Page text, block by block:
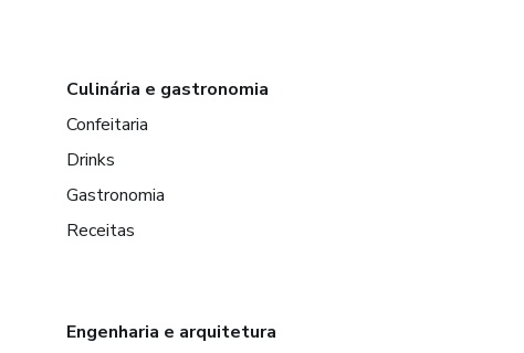
Culinária e gastronomia
Confeitaria
Drinks
Gastronomia
Receitas
Engenharia e arquitetura